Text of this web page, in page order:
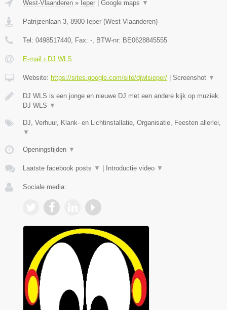
West-Vlaanderen » Ieper Google maps ▼
Patrijzenlaan 3 8900 Ieper (West-Vlaanderen)
Tel: 0498517440 , Fax: - , BTW-nr: BE0628845555
E-mail › DJ WLS
Website: https://sites.google.com/site/djwlsieper/ Screenshot ▼
DJ WLS is een jonge en nieuwe DJ met een andere kijk op muziek.
DJ WLS ▼
DJ, Verhuur, Klank- en Lichtinstallatie, Organisatie, Feesten allerlei,
▼
Openingstijden ▼
Laatste facebook posts ▼ Introductie video ▼
Sociale media: